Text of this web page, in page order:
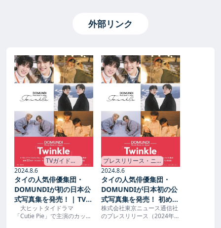
外部リンク
TVガイド
Web →
2024.8.6
タイの人気俳優集団・
DOMUNDIが初の日本公
式写真集を発売！ | TVガ
イドWeb
大ヒットタイドラマ
「Cutie Pie」で主演のカップ
プレスリリース・ニ
ュースリリース配信
シェアNo.1｜PR
TIMES →
2024.8.6
タイの人気俳優集団・
DOMUNDIが日本初の公
式写真集を発売！ 初めて
尽くしの北海道＆東京散
策を満喫するハッピーな
株式会社東京ニュース通信社
のプレスリリース（2024年8